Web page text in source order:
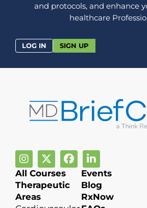
and protocols, and enhance
healthcare
LOG IN SIGN UP
All Courses
Therapeutic
Areas
Events
Blog
RxNow